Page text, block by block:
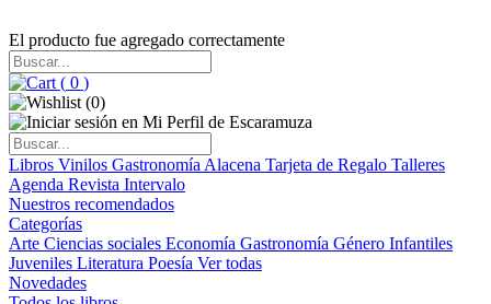
El producto fue agregado correctamente
( 0 )
(0)
Libros Vinilos Gastronomía Alacena Tarjeta de Regalo Talleres
Agenda Revista Intervalo
Nuestros recomendados
Categorías
Arte Ciencias sociales Economía Gastronomía Género Infantiles
Juveniles Literatura Poesía Ver todas
Novedades